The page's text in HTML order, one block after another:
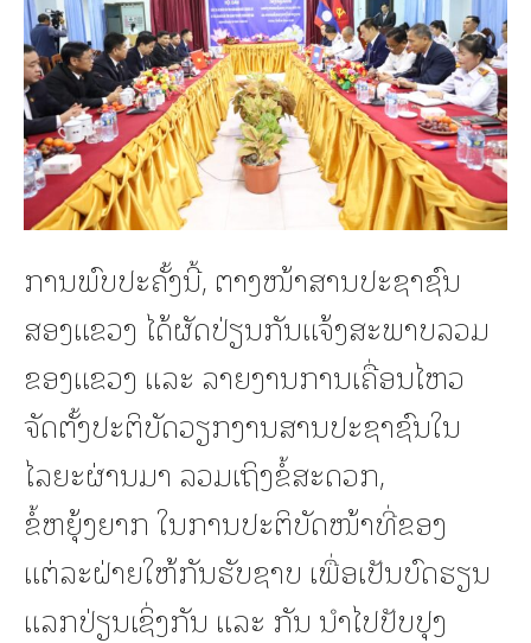
ການພົບປະຄັ້ງນີ້, ຕາງໜ້າສານປະຊາຊົນ
ສອງແຂວງ ໄດ້ຜັດປ່ຽນກັນແຈ້ງສະພາບລວມ
ຂອງແຂວງ ແລະ ລາຍງານການເຄື່ອນໄຫວ
ຈັດຕັ້ງປະຕິບັດວຽກງານສານປະຊາຊົນໃນ
ໄລຍະຜ່ານມາ ລວມເຖິງຂໍ້ສະດວກ,
ຂໍ້ຫຍຸ້ງຍາກ ໃນການປະຕິບັດໜ້າທີ່ຂອງ
ແຕ່ລະຝ່າຍໃຫ້ກັນຮັບຊາບ ເພື່ອເປັນບົດຮຽນ
ແລກປ່ຽນເຊິ່ງກັນ ແລະ ກັນ ນໍາໄປປັບປຸງ